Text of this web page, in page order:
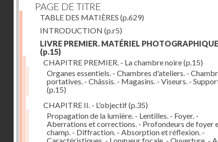
PAGE DE TITRE
TABLE DES MATIÈRES (p.629)
INTRODUCTION (p.r5)
LIVRE PREMIER. MATÉRIEL PHOTOGRAPHIQUE
(p.15)
CHAPITRE PREMIER. - La chambre noire(p.15)
Organes essentiels. - Chambres d'ateliers. -
portatives. - Châssis. - Magasins. - Viseurs. -
(p.15)
CHAPITRE II. - L'objectif(p.35)
Propagation de la lumière. - Lentilles. - Foyer. -
Aberrations et corrections. - Profondeurs de foyer
champ. - Diffraction. - Absorption et réflexion. -
Caractéristiques. - Longueur focale. - Ouverture. -